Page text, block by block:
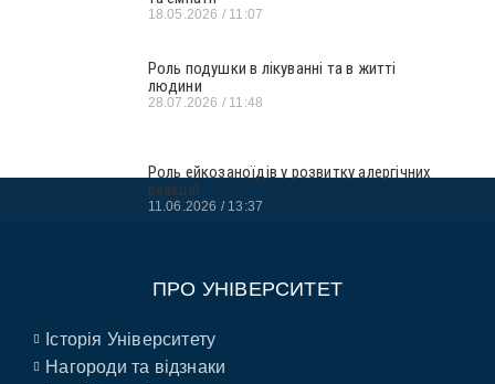
18.05.2026 11:07
Роль подушки в лікуванні та в житті
людини
28.07.2026 11:48
Роль ейкозаноїдів у розвитку алергічних
реакцій
11.06.2026 13:37
ПРО УНІВЕРСИТЕТ
Історія Університету
Нагороди та відзнаки